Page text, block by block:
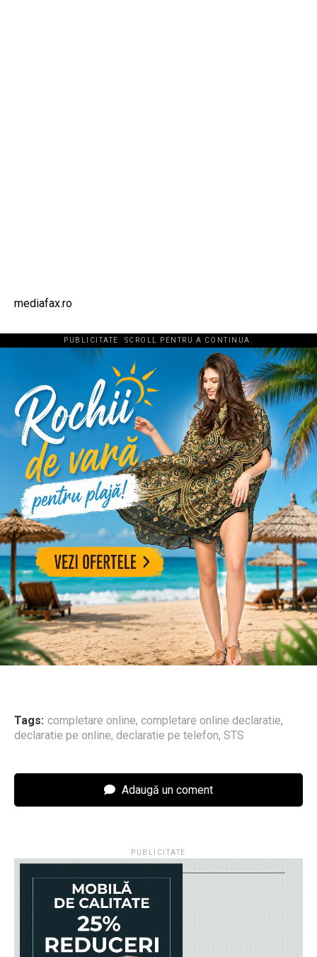
mediafax.ro
PUBLICITATE. SCROLL PENTRU A CONTINUA.
Tags: completare online, completare online declaratie,
declaratie pe online, declaratie pe telefon, STS
Adaugă un coment
PUBLICITATE